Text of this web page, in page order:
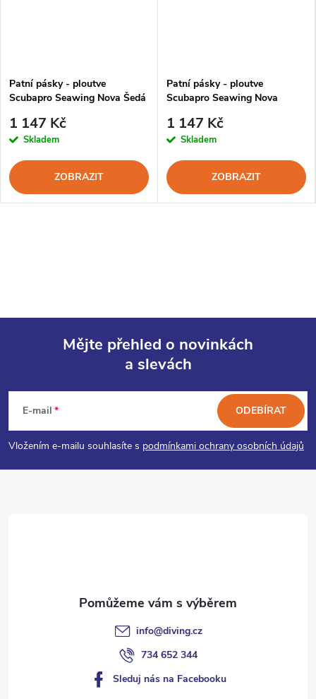
Patní pásky - ploutve
Scubapro Seawing Nova Šedá
1 147 Kč
Skladem
ZOBRAZIT
Patní pásky - ploutve
Scubapro Seawing Nova
1 147 Kč
Skladem
ZOBRAZIT
p
a
Mějte přehled o novinkách
a slevách
E-mail
Vložením e-mailu souhlasíte s podmínkami ochrany osobních údajů
ODEBÍRAT
info@diving.cz
734 652 344
Sleduj nás na Facebooku